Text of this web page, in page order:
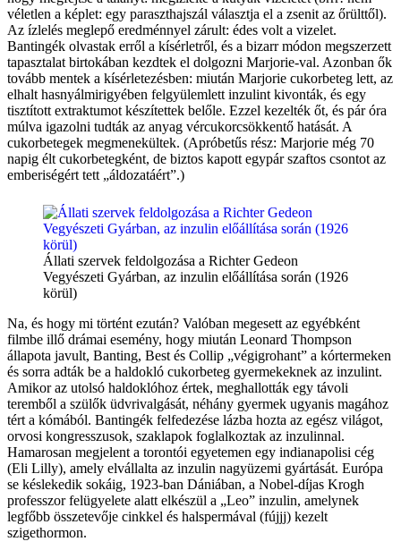
véletlen a képlet: egy paraszthajszál választja el a zsenit az őrülttől).
Az ízlelés meglepő eredménnyel zárult: édes volt a vizelet.
Bantingék olvastak erről a kísérletről, és a bizarr módon megszerzett
tapasztalat birtokában kezdtek el dolgozni Marjorie-val. Azonban ők
tovább mentek a kísérletezésben: miután Marjorie cukorbeteg lett, az
elhalt hasnyálmirigyében felgyülemlett inzulint kivonták, és egy
tisztított extraktumot készítettek belőle. Ezzel kezelték őt, és pár óra
múlva igazolni tudták az anyag vércukorcsökkentő hatását. A
cukorbetegek megmenekültek. (Apróbetűs rész: Marjorie még 70
napig élt cukorbetegként, de biztos kapott egypár szaftos csontot az
emberiségért tett „áldozatáért”.)
Állati szervek feldolgozása a Richter Gedeon
Vegyészeti Gyárban, az inzulin előállítása során (1926
körül)
Na, és hogy mi történt ezután? Valóban megesett az egyébként
filmbe illő drámai esemény, hogy miután Leonard Thompson
állapota javult, Banting, Best és Collip „végigrohant” a kórtermeken
és sorra adták be a haldokló cukorbeteg gyermekeknek az inzulint.
Amikor az utolsó haldoklóhoz értek, meghallották egy távoli
teremből a szülők üdvrivalgását, néhány gyermek ugyanis magához
tért a kómából. Bantingék felfedezése lázba hozta az egész világot,
orvosi kongresszusok, szaklapok foglalkoztak az inzulinnal.
Hamarosan megjelent a torontói egyetemen egy indianapolisi cég
(Eli Lilly), amely elvállalta az inzulin nagyüzemi gyártását. Európa
se késlekedik sokáig, 1923-ban Dániában, a Nobel-díjas Krogh
professzorfelügyelete alatt elkészül a „Leo” inzulin, amelynek
legfőbb összetevője cinkkel és halspermával (fújjj) kezelt
szigethormon.